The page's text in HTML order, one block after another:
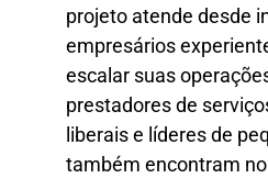
projeto atende desde
empresários
escalar suas
prestadores de
liberais e líderes de
também encontram